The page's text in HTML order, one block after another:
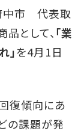
中市 代表取
として、 「業
」を4月1日
復傾向にあ
の課題が発